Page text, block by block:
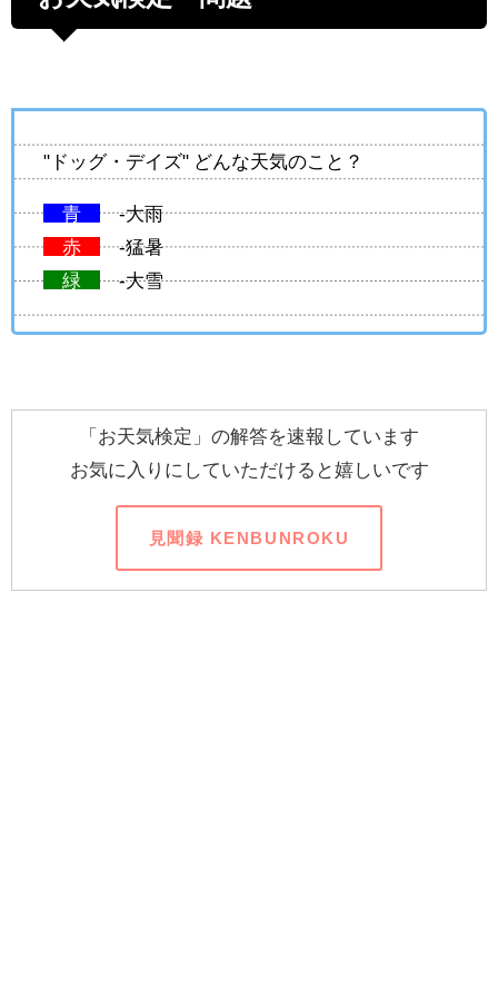
"ドッグ・デイズ" どんな天気のこと？
青
-大雨
赤
-猛暑
緑
-大雪
「お天気検定」の解答を速報しています
お気に入りにしていただけると嬉しいです
見聞録 KENBUNROKU